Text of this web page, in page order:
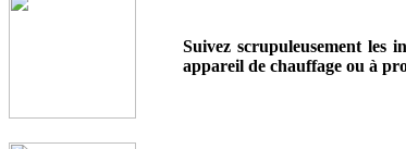
Suivez scrupuleusement les
appareil de chauffage ou à